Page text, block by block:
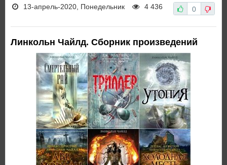
13-апрель-2020, Понедельник 4 436 0
Линкольн Чайлд. Сборник произведений